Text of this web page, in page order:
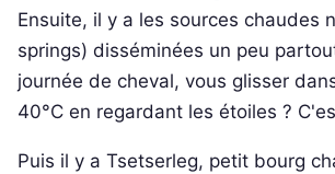
Ensuite, il y a les sources chaudes
springs) disséminées un peu
journée de cheval, vous glisser
40°C en regardant les étoiles ?
Puis il y a Tsetserleg, petit bourg